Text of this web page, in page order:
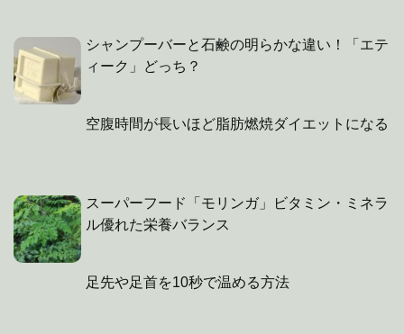
シャンプーバーと石鹸の明らかな違い！「エテ
ィーク」どっち？
空腹時間が長いほど脂肪燃焼ダイエットになる
スーパーフード「モリンガ」ビタミン・ミネラ
ル優れた栄養バランス
足先や足首を10秒で温める方法